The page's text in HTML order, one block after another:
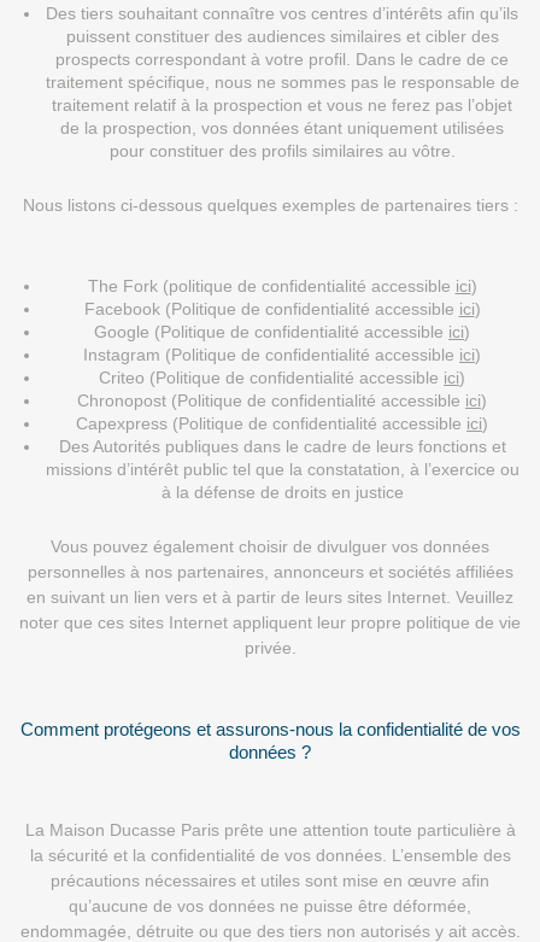
Des tiers souhaitant connaître vos centres d’intérêts afin qu’ils
puissent constituer des audiences similaires et cibler des
prospects correspondant à votre profil. Dans le cadre de ce
traitement spécifique, nous ne sommes pas le responsable de
traitement relatif à la prospection et vous ne ferez pas l’objet
de la prospection, vos données étant uniquement utilisées
pour constituer des profils similaires au vôtre.
Nous listons ci-dessous quelques exemples de partenaires tiers :
The Fork (politique de confidentialité accessible ici)
Facebook (Politique de confidentialité accessible ici)
Google (Politique de confidentialité accessible ici)
Instagram (Politique de confidentialité accessible ici)
Criteo (Politique de confidentialité accessible ici)
Chronopost (Politique de confidentialité accessible ici)
Capexpress (Politique de confidentialité accessible ici)
Des Autorités publiques dans le cadre de leurs fonctions et
missions d’intérêt public tel que la constatation, à l’exercice ou
à la défense de droits en justice
Vous pouvez également choisir de divulguer vos données
personnelles à nos partenaires, annonceurs et sociétés affiliées
en suivant un lien vers et à partir de leurs sites Internet. Veuillez
noter que ces sites Internet appliquent leur propre politique de vie
privée.
Comment protégeons et assurons-nous la confidentialité de vos
données ?
La Maison Ducasse Paris prête une attention toute particulière à
la sécurité et la confidentialité de vos données. L’ensemble des
précautions nécessaires et utiles sont mise en œuvre afin
qu’aucune de vos données ne puisse être déformée,
endommagée, détruite ou que des tiers non autorisés y ait accès.